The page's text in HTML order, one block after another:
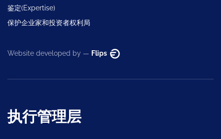
鉴定(Expertise)
保护企业家和投资者权利局
Website developed by — Flips
执行管理层